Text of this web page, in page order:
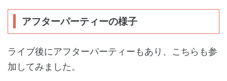
アフターパーティーの様子
ライブ後にアフターパーティーもあり、こちらも参
加してみました。